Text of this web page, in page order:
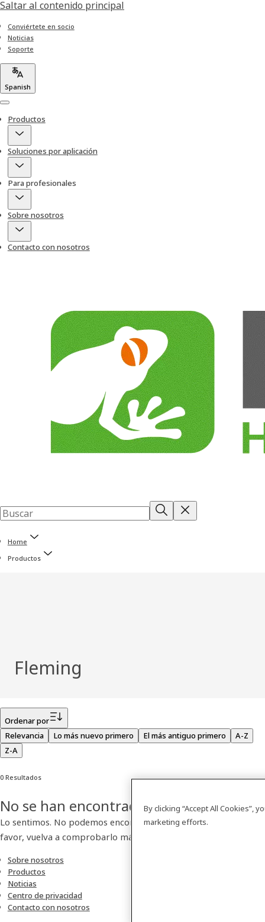
Saltar al contenido principal
Conviértete en socio
Noticias
Soporte
Spanish
Menu
Productos
Soluciones por aplicación
Para profesionales
Sobre nosotros
Contacto con nosotros
Home
Productos
Fleming
Ordenar por
Relevancia
Lo más nuevo primero El más antiguo primero
A-Z
Z-A
0 Resultados
No se han encontrado resultados
Lo sentimos. No podemos encontrar ningún producto. Por
favor, vuelva a comprobarlo más tarde.
Sobre nosotros
Productos
Noticias
Centro de privacidad
Contacto con nosotros
By clicking “Accept All Cookies”,
marketing efforts.